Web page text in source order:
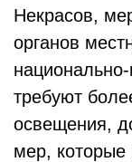
Некрасов,
органов
требуют
освещения,
мер, которые